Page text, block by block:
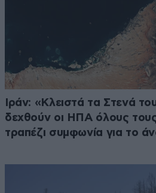
Ιράν: «Κλειστά τα Στενά
δεχθούν οι ΗΠΑ όλους
τραπέζι συμφωνία για το